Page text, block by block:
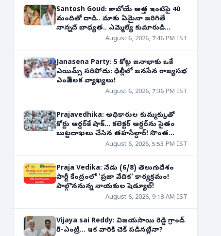
Santosh Goud: కాబోయే అత్త ఇంటిపై 40
మందితో దాడి.. మాకు ఏమైనా జరిగితే
నాన్నదే బాధ్యత.. ఎమ్మెల్యే కుమారుడి
సంచలన వ్యాఖ్యలుAugust 6, 2026, 7:46 PM IST
Janasena Party: 5 కోట్ల జనాభాకు ఒకే
ఎయిమ్స్ సరిపోదు: ఢిల్లీలో జనసేన రాజ్యసభ
ఎంపీ కీలక వ్యాఖ్యలు!
August 6, 2026, 7:36 PM IST
Prajavedhika: అధికారుల కుమ్మక్కుతో
కోర్టు ఆర్డర్‌కే షాక్... కలెక్టర్ ఆర్డర్‌ను సైతం
బుట్టదాఖలు చేసిన తహసీల్దార్! సొంత
తోడబుట్టినవాడే శత్రువుగా మారితే?
August 6, 2026, 5:53 PM IST
Praja Vedika: నేడు (6/8) తెలుగుదేశం
పార్టీ కేంద్రంలో 'ప్రజా వేదిక' కార్యక్రమం!
పాల్గొననున్న నాయకుల షెడ్యూల్!
August 6, 2026, 9:18 AM IST
Vijaya sai Reddy: విజయసాయి రెడ్డి గ్రాండ్
రీ-ఎంట్రీ... ఇక వారికి చెక్ పడినట్లేనా?